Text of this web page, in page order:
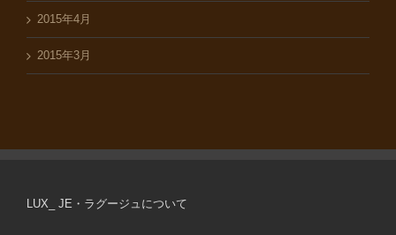
2015年4月
2015年3月
LUX_ JE・ラグージュについて